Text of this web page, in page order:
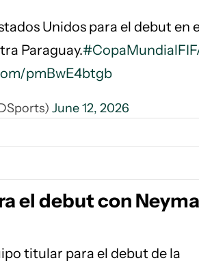
Unidos para el debut en
Paraguay.
pmBwE4btgb
June 12, 2026
el debut con
titular para el debut de la